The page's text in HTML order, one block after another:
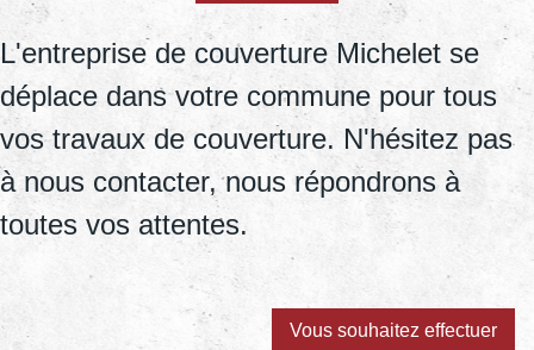
L'entreprise de couverture Michelet se
déplace dans votre commune pour tous
vos travaux de couverture. N'hésitez pas
à nous contacter, nous répondrons à
toutes vos attentes.
Vous souhaitez effectuer